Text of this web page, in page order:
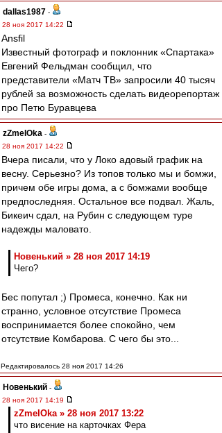
dallas1987 -
28 ноя 2017 14:22
Ansfil
Известный фотограф и поклонник «Спартака»
Евгений Фельдман сообщил, что
представители «Матч ТВ» запросили 40 тысяч
рублей за возможность сделать видеорепортаж
про Петю Буравцева
zZmeIOka -
28 ноя 2017 14:22
Вчера писали, что у Локо адовый график на
весну. Серьезно? Из топов только мы и бомжи,
причем обе игры дома, а с бомжами вообще
предпоследняя. Остальное все подвал. Жаль,
Бикеич сдал, на Рубин с следующем туре
надежды маловато.
Новенький » 28 ноя 2017 14:19
Чего?
Бес попутал ;) Промеса, конечно. Как ни
странно, условное отсутствие Промеса
воспринимается более спокойно, чем
отсутствие Комбарова. С чего бы это...
Редактировалось 28 ноя 2017 14:26
Новенький -
28 ноя 2017 14:19
zZmeIOka » 28 ноя 2017 13:22
что висение на карточках Фера